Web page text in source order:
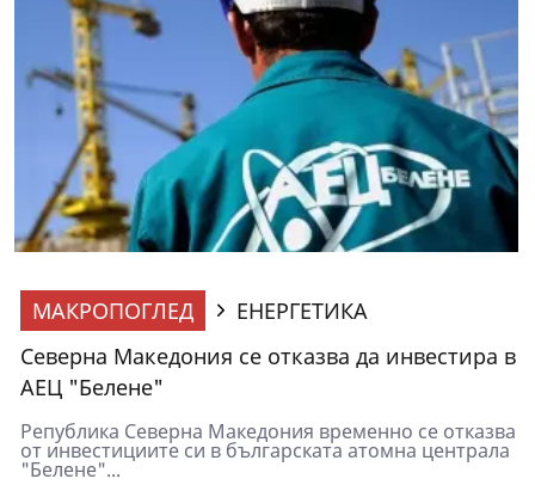
МАКРОПОГЛЕД
ЕНЕРГЕТИКА
Северна Македония се отказва да инвестира в
АЕЦ "Белене"
Република Северна Македония временно се отказва
от инвестициите си в българската атомна централа
"Белене"...